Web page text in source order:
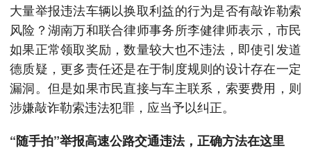
大量举报违法车辆以换取利益的行为是否有敲诈勒索
风险？湖南万和联合律师事务所李健律师表示，市民
如果正常领取奖励，数量较大也不违法，即使引发道
德质疑，更多责任还是在于制度规则的设计存在一定
漏洞。但是如果市民直接与车主联系，索要费用，则
涉嫌敲诈勒索违法犯罪，应当予以纠正。
“随手拍”举报高速公路交通违法，正确方法在这里